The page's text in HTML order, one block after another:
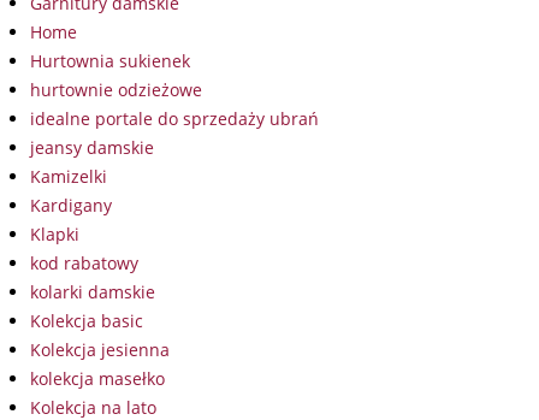
Home
Hurtownia sukienek
hurtownie odzieżowe
idealne portale do sprzedaży ubrań
jeansy damskie
Kamizelki
Kardigany
Klapki
kod rabatowy
kolarki damskie
Kolekcja basic
Kolekcja jesienna
kolekcja masełko
Kolekcja na lato